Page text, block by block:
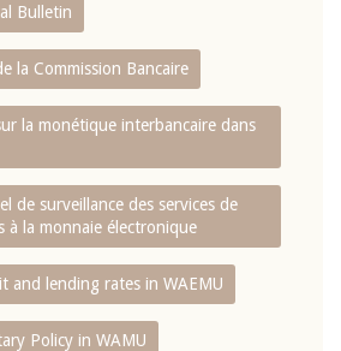
Bulletin
la Commission Bancaire
la monétique interbancaire dans
de surveillance des services de
à la monnaie électronique
and lending rates in WAEMU
Policy in WAMU